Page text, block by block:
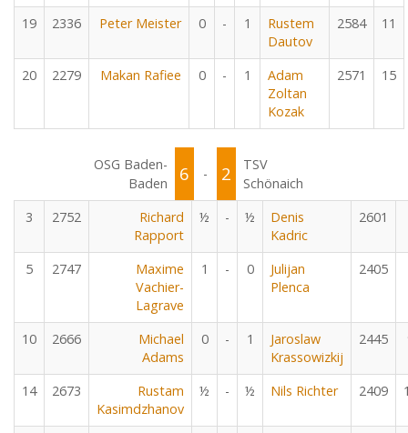
19 2336 Peter Meister 0 - 1
Rustem
Dautov
2584 11
20 2279 Makan Rafiee 0 - 1
Adam
Zoltan
Kozak
2571 15
OSG Baden-
Baden
6 - 2
TSV
Schönaich
3
2752
Richard
Rapport
½ - ½
Denis
Kadric
2601
5 2747
Maxime
Vachier-
Lagrave
1 - 0
Julijan
Plenca
2405
10 2666
Michael
Adams
0 - 1
Jaroslaw
Krassowizkij
2445
14 2673
Rustam
Kasimdzhanov
½ - ½ Nils Richter 2409